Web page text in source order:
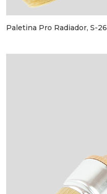
Paletina Pro Radiador, S-26